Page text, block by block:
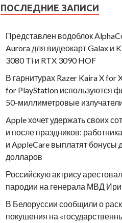
ПОСЛЕДНИЕ ЗАПИСИ
Представлен водоблок
Aurora для видеокарт Galax и
3080 Ti и RTX 3090 HOF
В гарнитурах Razer Kaira X for
for PlayStation используются
50-миллиметровые
Apple хочет удержать своих
и после праздников:
и AppleCare выплатят бонусы
долларов
Российскую актрису
пародии на генерала МВД
В Белоруссии сообщили о
покушения на